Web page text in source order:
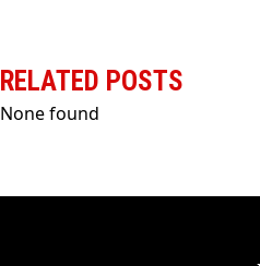
RELATED POSTS
None found